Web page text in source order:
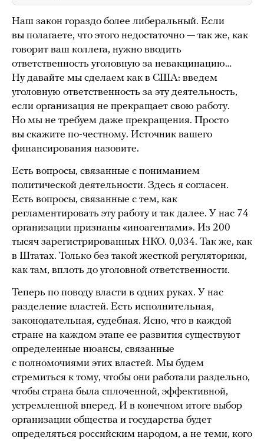
Наш закон гораздо более либеральный. Если
вы полагаете, что этого недостаточно — так же, как
говорит ваш коллега, нужно вводить
ответственность уголовную за невакцинацию…
Ну давайте мы сделаем как в США: введем
уголовную ответственность за эту деятельность,
если организация не прекращает свою работу.
Но мы не требуем даже прекращения. Просто
вы скажите по-честному. Источник вашего
финансирования назовите.
Есть вопросы, связанные с пониманием
политической деятельности. Здесь я согласен.
Есть вопросы, связанные с тем, как
регламентировать эту работу и так далее. У нас 74
организации признаны «иноагентами». Из 200
тысяч зарегистрированных НКО. 0,034. Так же, как
в Штатах. Только без такой жесткой регуляторики,
как там, вплоть до уголовной ответственности.
Теперь по поводу власти в одних руках. У нас
разделение властей. Есть исполнительная,
законодательная, судебная. Ясно, что в каждой
стране на каждом этапе ее развития существуют
определенные нюансы, связанные
с полномочиями этих властей. Мы будем
стремиться к тому, чтобы они работали раздельно,
чтобы страна была сплоченной, эффективной,
устремленной вперед. И в конечном итоге выбор
организации общества и государства будет
определяться российским народом, а не теми, кого